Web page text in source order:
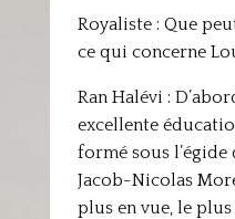
Royaliste : Que
ce qui concerne
Ran Halévi :
excellente
formé sous l’égide
Jacob-Nicolas
plus en vue, le